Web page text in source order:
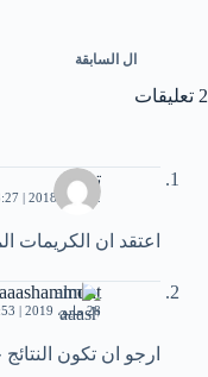
ال السابقة
2 تعليقات
تونر
2 يوليو، 2018 | 3:27 م
اعتقد ان الكريمات
28 مايو، 2019 | 5:53 ص
ارجو ان تكون